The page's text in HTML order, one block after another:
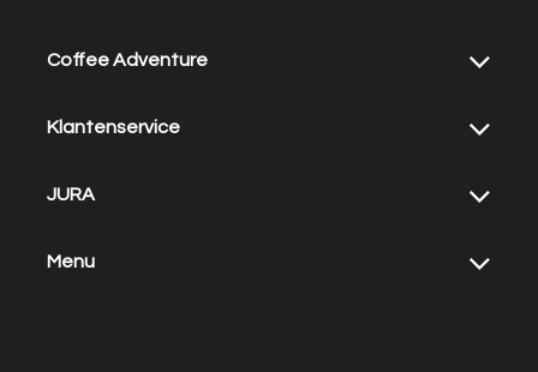
Coffee Adventure
Klantenservice
JURA
Menu